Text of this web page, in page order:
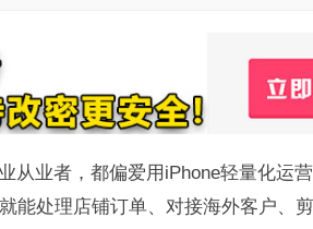
从业者，都偏爱用iPhone轻量化运
能处理店铺订单、对接海外客户、